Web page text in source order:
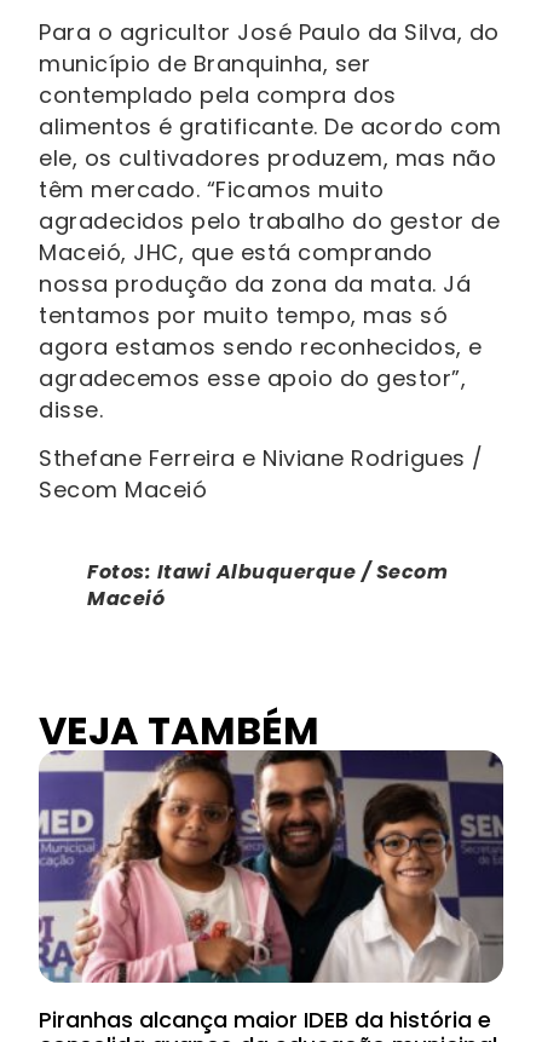
Para o agricultor José Paulo da Silva, do
município de Branquinha, ser
contemplado pela compra dos
alimentos é gratificante. De acordo com
ele, os cultivadores produzem, mas não
têm mercado. “Ficamos muito
agradecidos pelo trabalho do gestor de
Maceió, JHC, que está comprando
nossa produção da zona da mata. Já
tentamos por muito tempo, mas só
agora estamos sendo reconhecidos, e
agradecemos esse apoio do gestor”,
disse.
Sthefane Ferreira e Niviane Rodrigues /
Secom Maceió
Fotos: Itawi Albuquerque / Secom
Maceió
VEJA TAMBÉM
Piranhas alcança maior IDEB da história e